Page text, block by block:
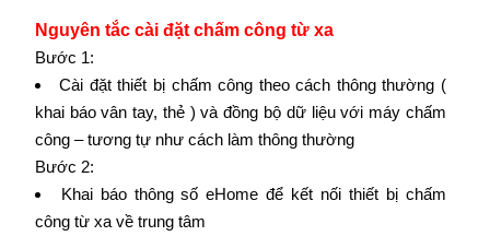
Nguyên tắc cài đặt chấm công từ xa
Bước 1:
Cài đặt thiết bị chấm công theo cách thông thường (
khai báo vân tay, thẻ ) và đồng bộ dữ liệu với máy chấm
công – tương tự như cách làm thông thường
Bước 2:
Khai báo thông số eHome để kết nối thiết bị chấm
công từ xa về trung tâm